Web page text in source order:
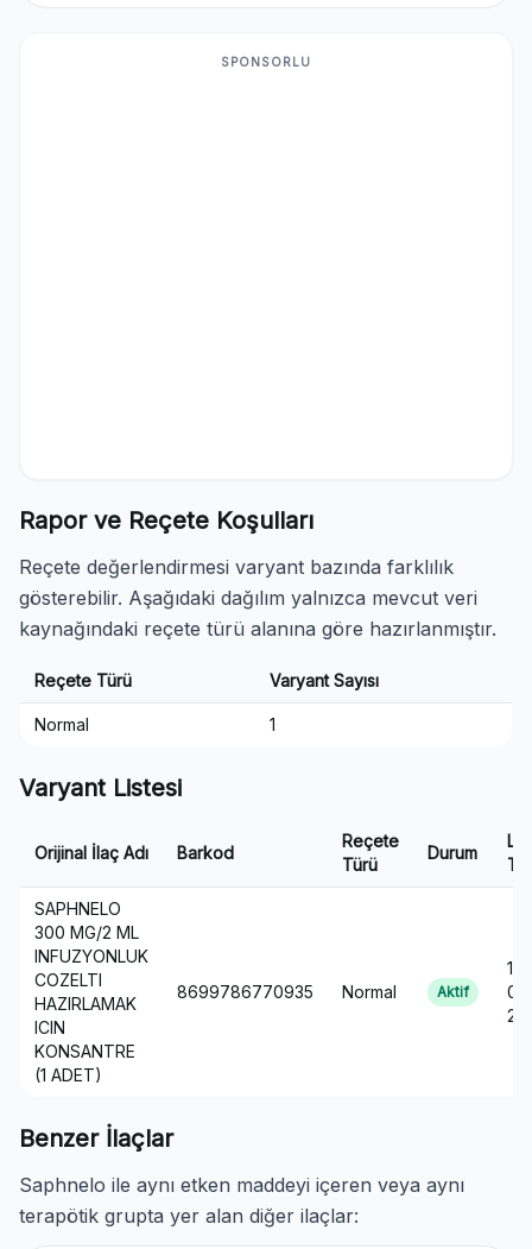
SPONSORLU
Rapor ve Reçete Koşulları
Reçete değerlendirmesi varyant bazında farklılık
gösterebilir. Aşağıdaki dağılım yalnızca mevcut veri
kaynağındaki reçete türü alanına göre hazırlanmıştır.
Reçete Türü Varyant Sayısı
Normal 1
Varyant Listesi
Orijinal İlaç Adı Barkod
Reçete
Türü
Durum
SAPHNELO
300 MG/2 ML
INFUZYONLUK
COZELTI
HAZIRLAMAK
ICIN
KONSANTRE
(1 ADET)
8699786770935 Normal Aktif
16-
Benzer İlaçlar
Saphnelo ile aynı etken maddeyi içeren veya aynı
terapötik grupta yer alan diğer ilaçlar: